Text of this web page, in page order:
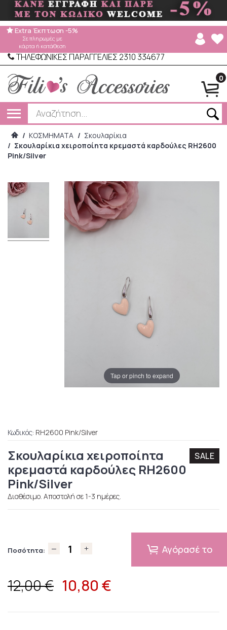
ΤΗΛΕΦΩΝΙΚΕΣ ΠΑΡΑΓΓΕΛΙΕΣ 2310 334677
0
Extra Έκπτωση -5%
Σε πληρωμές με
κάρτα ή κατάθεση
/ ΚΟΣΜΗΜΑΤΑ / Σκουλαρίκια
/ Σκουλαρίκια χειροποίητα κρεμαστά καρδούλες RH2600
Pink/Silver
Tap or pinch to expand
Κωδικός: RH2600 Pink/Silver
Σκουλαρίκια χειροποίητα
κρεμαστά καρδούλες RH2600
Pink/Silver
SALE
Διαθέσιμο. Αποστολή σε 1-3 ημέρες.
Ποσότητα: Αγόρασέ το
12,00 € 10,80 €